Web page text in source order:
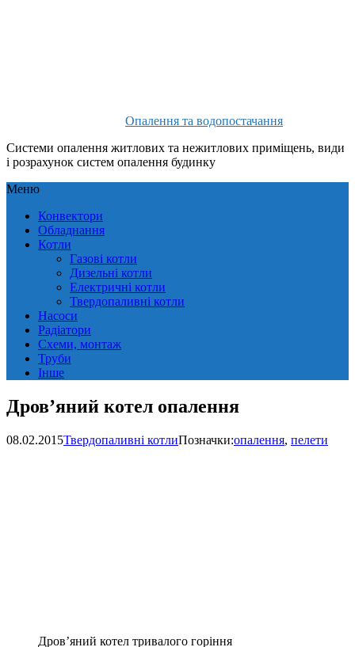
Опалення та водопостачання
Системи опалення житлових та нежитлових приміщень, види
і розрахунок систем опалення будинку
Меню
Конвектори
Обладнання
Котли
Газові котли
Дизельні котли
Електричні котли
Твердопаливні котли
Насоси
Радіатори
Схеми, монтаж
Труби
Інше
Дров’яний котел опалення
08.02.2015Твердопаливні котлиПозначки:опалення, пелети
Дров’яний котел тривалого горіння